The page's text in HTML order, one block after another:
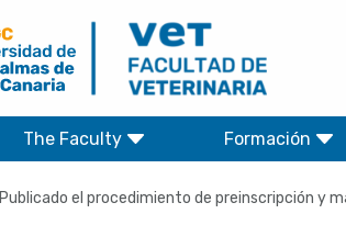
The Faculty Formación
Publicado el procedimiento de preinscripción y